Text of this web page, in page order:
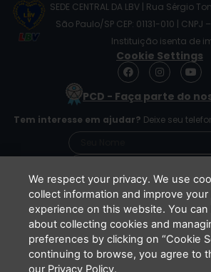
SEDE CENTRAL DA LBV | Rua Sérgio
São Paulo/SP CEP: 01131-010 | CNPJ
Instituição isenta de
Cookie Settings
F
a
e
o
o
I
n
s
t
g
r
m
Y
o
t
b
e
PCD - Faça parte do
Tem interesse em ajudar? Deixe seu
Li e concordo que minhas
tratadas de acordo com oAviso de
da LBV
ENVIAR
We respect your privacy. We use
collect information and improve
experience on this website. You can
about collecting cookies and
preferences by clicking on “Cookie
continuing to browse, you agree to